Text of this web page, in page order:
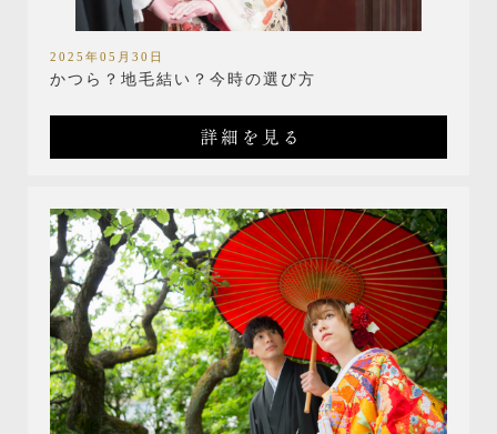
2025年05月30日
かつら？地毛結い？今時の選び方